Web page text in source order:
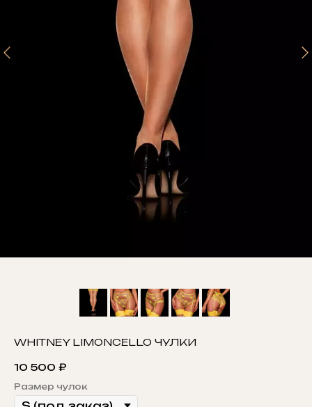
WHITNEY LIMONCELLO ЧУЛКИ
10 500 ₽
Размер чулок